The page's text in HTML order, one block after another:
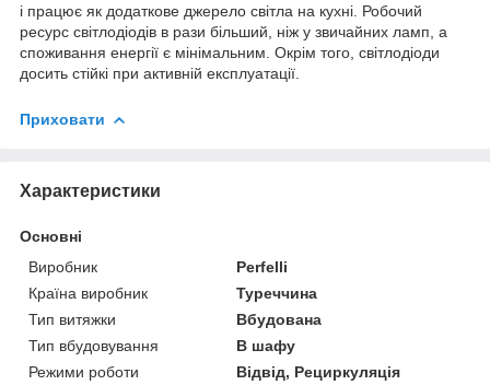
і працює як додаткове джерело світла на кухні. Робочий
ресурс світлодіодів в рази більший, ніж у звичайних ламп, а
споживання енергії є мінімальним. Окрім того, світлодіоди
досить стійкі при активній експлуатації.
Приховати
Характеристики
Основні
Виробник
Perfelli
Країна виробник
Туреччина
Тип витяжки
Вбудована
Тип вбудовування
В шафу
Режими роботи
Відвід, Рециркуляція